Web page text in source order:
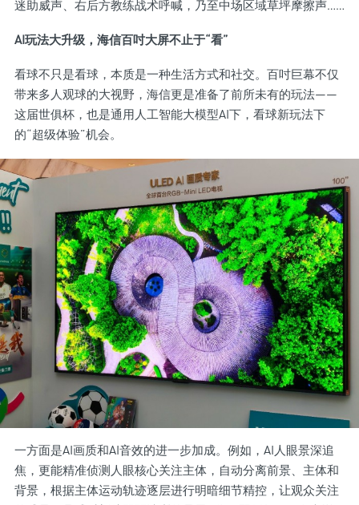
迷助威声、右后方教练战术呼喊，乃至中场区域草坪摩擦声……
AI玩法大升级，海信百吋大屏不止于“看”
看球不只是看球，本质是一种生活方式和社交。百吋巨幕不仅
带来多人观球的大视野，海信更是准备了前所未有的玩法——
这届世俱杯，也是通用人工智能大模型AI下，看球新玩法下
的“超级体验”机会。
一方面是AI画质和AI音效的进一步加成。例如，AI人眼景深追
焦，更能精准侦测人眼核心关注主体，自动分离前景、主体和
背景，根据主体运动轨迹逐层进行明暗细节精控，让观众关注